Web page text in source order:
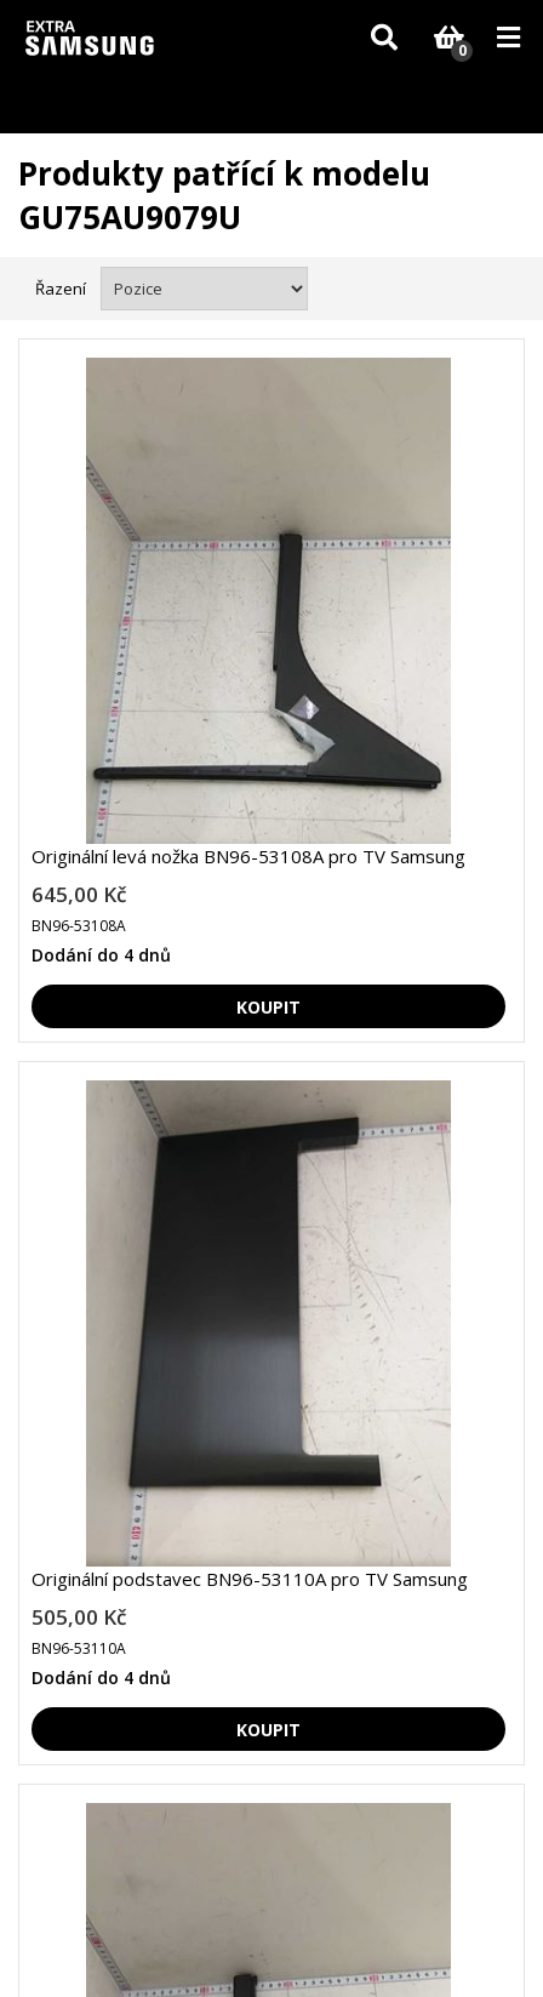
Vzhledem k aktuální situaci se může dodání dílů, které nejsou skladem,
zpozdit. Děkujeme za pochopení.
0
Produkty patřící k modelu
GU75AU9079U
Řazení
Originální levá nožka BN96-53108A pro TV Samsung
645,00 Kč
BN96-53108A
Dodání do 4 dnů
Originální podstavec BN96-53110A pro TV Samsung
505,00 Kč
BN96-53110A
Dodání do 4 dnů